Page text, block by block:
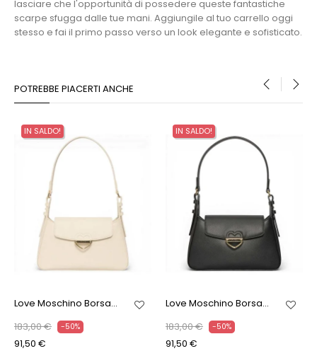
lasciare che l'opportunità di possedere queste fantastiche
scarpe sfugga dalle tue mani. Aggiungile al tuo carrello oggi
stesso e fai il primo passo verso un look elegante e sofisticato.
POTREBBE PIACERTI ANCHE
IN SALDO!
Love Moschino Borsa...
183,00 €
-50%
91,50 €
IN SALDO!
Love Moschino Borsa...
183,00 €
-50%
91,50 €